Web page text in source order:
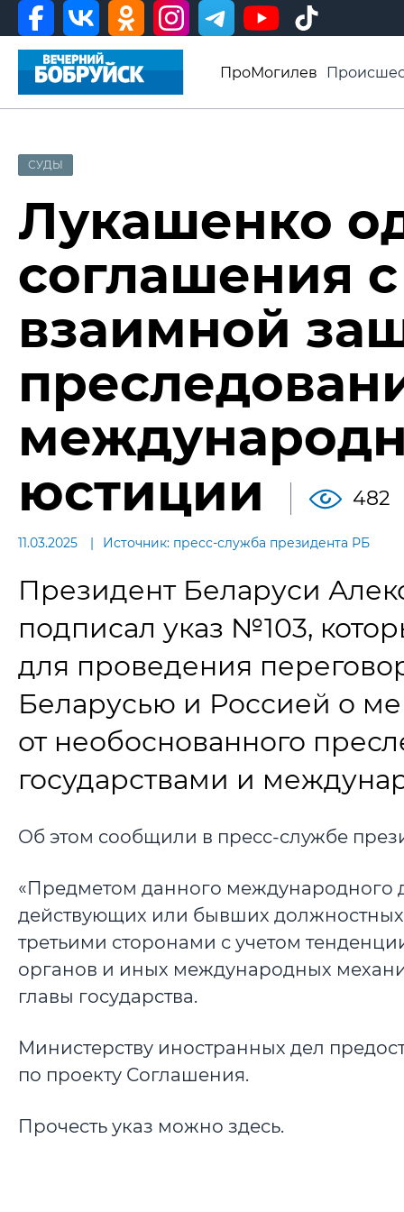
ПроМогилев
Видео ВБ
СУДЫ
Лукашенко
соглашения
взаимной
юстиции
482
11.03.2025 Источник: пресс-служба президента РБ
Президент Беларуси
подписал указ №103,
для проведения
Беларусью и Россией о
от необоснованного
государствами и
Об этом сообщили в пресс-службе
«Предметом данного международного
действующих или бывших
третьими сторонами с учетом
органов и иных международных
главы государства.
Министерству иностранных дел
по проекту Соглашения.
Прочесть указ можно здесь.